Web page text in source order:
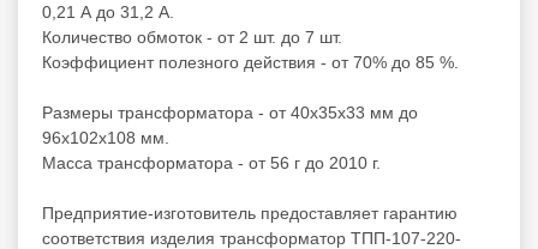
0,21 А до 31,2 А.
Количество обмоток - от 2 шт. до 7 шт.
Коэффициент полезного действия - от 70% до 85 %.
Размеры трансформатора - от 40х35х33 мм до
96х102х108 мм.
Масса трансформатора - от 56 г до 2010 г.
Предприятие-изготовитель предоставляет гарантию
соответствия изделия трансформатор ТПП-107-220-